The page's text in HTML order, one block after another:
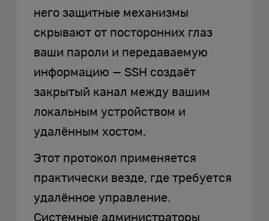
него защитные механизмы
скрывают от посторонних глаз
ваши пароли и передаваемую
информацию — SSH создаёт
закрытый канал между вашим
локальным устройством и
удалённым хостом.
Этот протокол применяется
практически везде, где требуется
удалённое управление.
Системные администраторы